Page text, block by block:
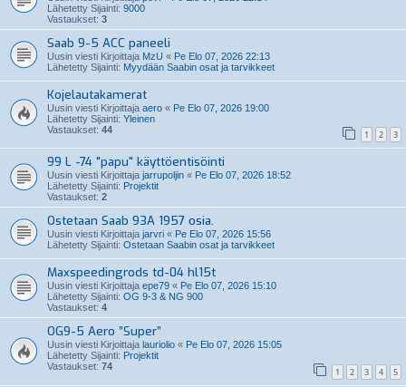
Lähetetty Sijainti: 9000
Vastaukset: 3
Saab 9-5 ACC paneeli
Uusin viesti Kirjoittaja MzU « Pe Elo 07, 2026 22:13
Lähetetty Sijainti: Myydään Saabin osat ja tarvikkeet
Kojelautakamerat
Uusin viesti Kirjoittaja aero « Pe Elo 07, 2026 19:00
Lähetetty Sijainti: Yleinen
Vastaukset: 44 1 2 3
99 L -74 "papu" käyttöentisöinti
Uusin viesti Kirjoittaja jarrupoljin « Pe Elo 07, 2026 18:52
Lähetetty Sijainti: Projektit
Vastaukset: 2
Ostetaan Saab 93A 1957 osia.
Uusin viesti Kirjoittaja jarvri « Pe Elo 07, 2026 15:56
Lähetetty Sijainti: Ostetaan Saabin osat ja tarvikkeet
Maxspeedingrods td-04 hl15t
Uusin viesti Kirjoittaja epe79 « Pe Elo 07, 2026 15:10
Lähetetty Sijainti: OG 9-3 & NG 900
Vastaukset: 4
OG9-5 Aero ”Super”
Uusin viesti Kirjoittaja lauriolio « Pe Elo 07, 2026 15:05
Lähetetty Sijainti: Projektit
Vastaukset: 74 1 2 3 4 5